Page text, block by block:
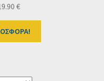
€.
€Η
τιμή
είναι: